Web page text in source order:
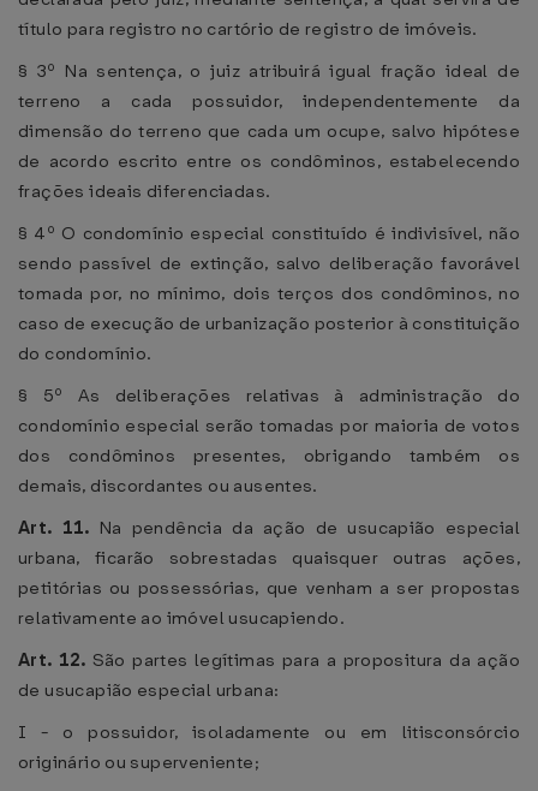
título para registro no cartório de registro de imóveis.
§ 3º Na sentença, o juiz atribuirá igual fração ideal de
terreno a cada possuidor, independentemente da
dimensão do terreno que cada um ocupe, salvo hipótese
de acordo escrito entre os condôminos, estabelecendo
frações ideais diferenciadas.
§ 4º O condomínio especial constituído é indivisível, não
sendo passível de extinção, salvo deliberação favorável
tomada por, no mínimo, dois terços dos condôminos, no
caso de execução de urbanização posterior à constituição
do condomínio.
§ 5º As deliberações relativas à administração do
condomínio especial serão tomadas por maioria de votos
dos condôminos presentes, obrigando também os
demais, discordantes ou ausentes.
Art. 11. Na pendência da ação de usucapião especial
urbana, ficarão sobrestadas quaisquer outras ações,
petitórias ou possessórias, que venham a ser propostas
relativamente ao imóvel usucapiendo.
Art. 12. São partes legítimas para a propositura da ação
de usucapião especial urbana:
I - o possuidor, isoladamente ou em litisconsórcio
originário ou superveniente;